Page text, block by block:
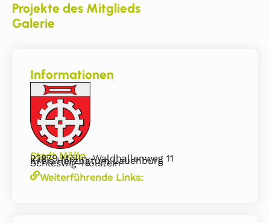
Projekte des Mitglieds
Galerie
Informationen
Stadt Mölln
23879 Mölln, Waldhallenweg 11
Kreis Herzogtum Lauenburg
Schleswig-Holstein
Weiterführende Links: